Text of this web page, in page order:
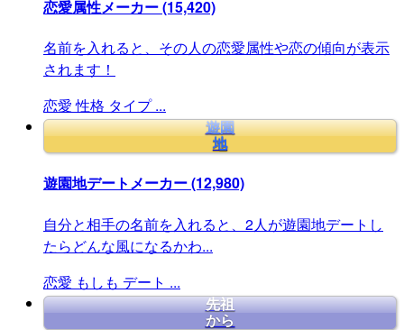
恋愛属性メーカー(15,420)
名前を入れると、その人の恋愛属性や恋の傾向が表示
されます！
恋愛 性格 タイプ ...
遊園
地
遊園地デートメーカー(12,980)
自分と相手の名前を入れると、2人が遊園地デートし
たらどんな風になるかわ...
恋愛 もしも デート ...
先祖
から